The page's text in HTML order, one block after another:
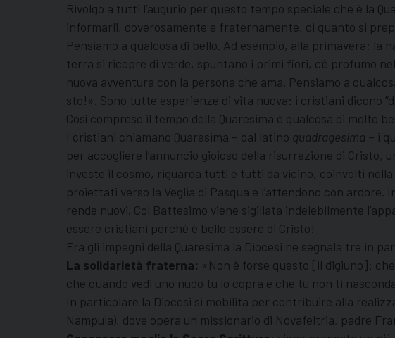
Rivolgo a tutti l’augurio per questo tempo speciale che è la
informarli, doverosamente e fraternamente, di quanto si
Pensiamo a qualcosa di bello. Ad esempio, alla primavera:
terra si ricopre di verde, spuntano i primi fiori, c’è profumo
nuova avventura con la persona che ama. Pensiamo a
sto!». Sono tutte esperienze di vita nuova: i cristiani dicono
Così compreso il tempo della Quaresima è qualcosa di molto
I cristiani chiamano Quaresima – dal latino quadragesima – i
per accogliere l’annuncio gioioso della risurrezione di
investe il cosmo, riguarda tutti e tutti da vicino, coinvolti
proiettati verso la Veglia di Pasqua e l’attendono con
rende nuovi. Col Battesimo viene sigillata indelebilmente
essere cristiani perché è bello essere di Cristo!
Fra gli impegni della Quaresima la Diocesi ne segnala tre in
La solidarietà fraterna: «Non è forse questo [il digiuno]:
che quando vedi uno nudo tu lo copra e che tu non ti
In particolare la Diocesi si mobilita per contribuire alla
Nampula), dove opera un missionario di Novafeltria, padre